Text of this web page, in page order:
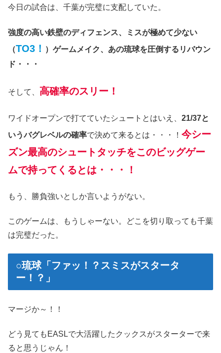
今日の試合は、千葉が完璧に支配していた。
強度の高い鉄壁のディフェンス、ミスが極めて少ない
（TO3！ ）ゲームメイク、あの琉球を圧倒するリバウン
ド・・・
そして、 高確率のスリー！
ワイドオープンで打てていたシュートとはいえ、 21/37と
いうバグレベルの確率で決めて来るとは・・・！ 今シー
ズン最高のシュートタッチをこのビッグゲー
ムで持ってくるとは・・・！
もう、勝負強いとしか言いようがない。
このゲームは、もうしゃーない。どこを切り取っても千葉
は完璧だった。
○琉球「ファッ！？スミスがスタータ
ー！？」
マージか～！！
どう見てもEASLで大活躍したクックスがスターターで来
ると思うじゃん！